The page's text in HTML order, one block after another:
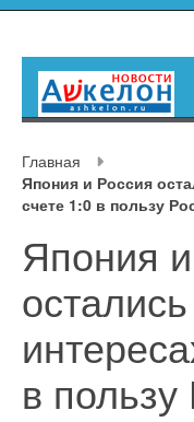
Главная
Япония и Россия
счете 1:0 в пользу
Япония
в пользу